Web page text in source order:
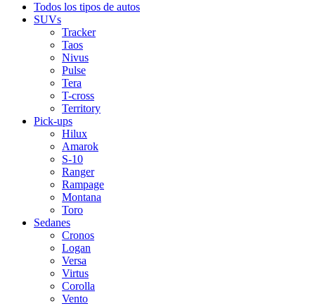
Todos los tipos de autos
SUVs
Tracker
Taos
Nivus
Pulse
Tera
T-cross
Territory
Pick-ups
Hilux
Amarok
S-10
Ranger
Rampage
Montana
Toro
Sedanes
Cronos
Logan
Versa
Virtus
Corolla
Vento